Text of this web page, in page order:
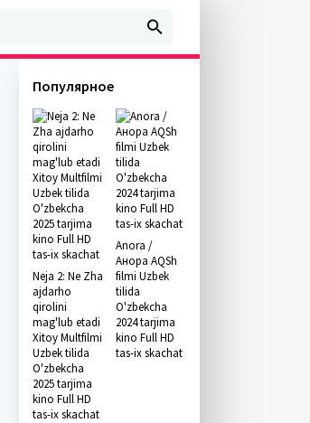
Популярное
Neja 2: Ne Zha
ajdarho
qirolini
mag'lub etadi
Xitoy Multfilmi
Uzbek tilida
O'zbekcha
2025 tarjima
kino Full HD
tas-ix skachat
Anora /
Анора AQSh
filmi Uzbek
tilida
O'zbekcha
2024 tarjima
kino Full HD
tas-ix skachat